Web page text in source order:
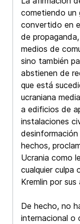
cometiendo un
convertido en
de
medios de
sino también
abstienen de
que está
ucraniana
a edificios de
instalaciones
hechos,
Ucrania como
cualquier culpa
Kremlin por sus
De hecho, no
internacional o